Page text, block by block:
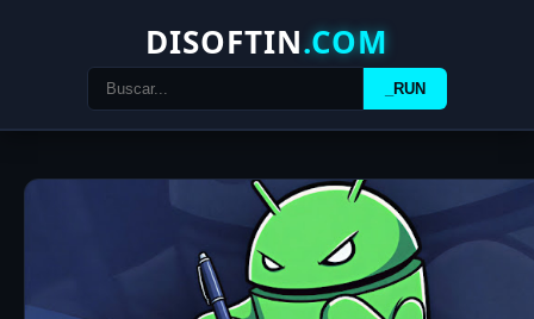
DISOFTIN.COM
_RUN